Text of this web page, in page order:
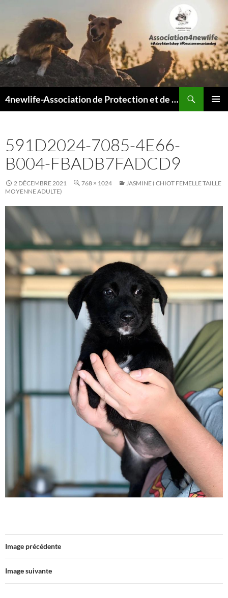
4newlife-Association de Protection et de défense animale. Loi de 1908
591D2024-7085-4E66-
B004-FBADB7FADCD9
2 DÉCEMBRE 2021 768 × 1024
JASMINE ( CHIOT FEMELLE TAILLE
MOYENNE ADULTE)
Image précédente
Image suivante